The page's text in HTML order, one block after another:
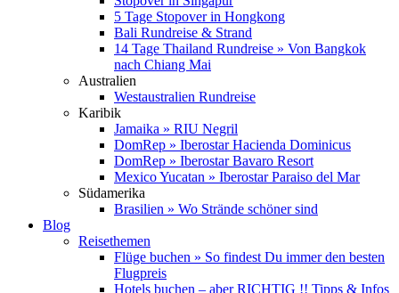
5 Tage Stopover in Hongkong
Bali Rundreise & Strand
14 Tage Thailand Rundreise » Von Bangkok
nach Chiang Mai
Australien
Westaustralien Rundreise
Karibik
Jamaika » RIU Negril
DomRep » Iberostar Hacienda Dominicus
DomRep » Iberostar Bavaro Resort
Mexico Yucatan » Iberostar Paraiso del Mar
Südamerika
Brasilien » Wo Strände schöner sind
Blog
Reisethemen
Flüge buchen » So findest Du immer den besten
Flugpreis
Hotels buchen – aber RICHTIG !! Tipps & Infos